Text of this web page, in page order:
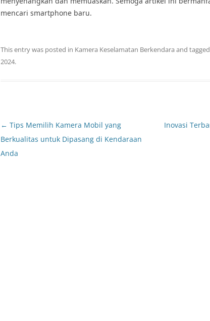
mencari smartphone baru.
This entry was posted in Kamera Keselamatan Berkendara and tagged
2024.
Post
navigation
← Tips Memilih Kamera Mobil yang
Berkualitas untuk Dipasang di Kendaraan
Anda
Inovasi